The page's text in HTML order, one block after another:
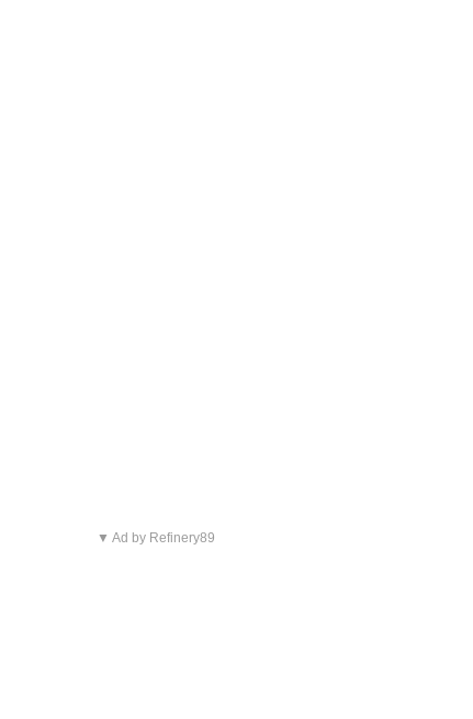
▼ Ad by Refinery89